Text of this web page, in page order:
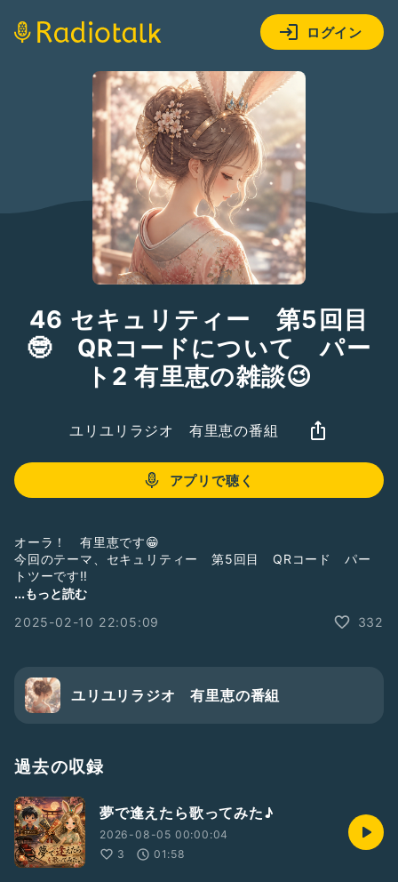
ログイン
46 セキュリティー 第5回目
🤓 QRコードについて パー
ト2 有里恵の雑談😉
ユリユリラジオ 有里恵の番組
アプリで聴く
オーラ！ 有里恵です😁
今回のテーマ、セキュリティー 第5回目 QRコード パー
トツーです‼️
それぞれの配信に
それから、3つのマーク、 全部ポチポチ しちゃってね🥰
...もっと読む
2025-02-10 22:05:09
332
ユリユリラジオ 有里恵の番組
過去の収録
夢で逢えたら歌ってみた♪
2026-08-05 00:00:04
3
01:58